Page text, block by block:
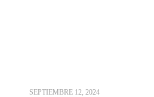
SEPTIEMBRE 12, 2024